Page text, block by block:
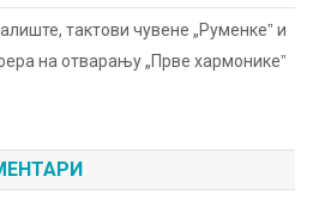
тактови чувене „Руменкеˮ и
на отварању „Прве хармоникеˮ